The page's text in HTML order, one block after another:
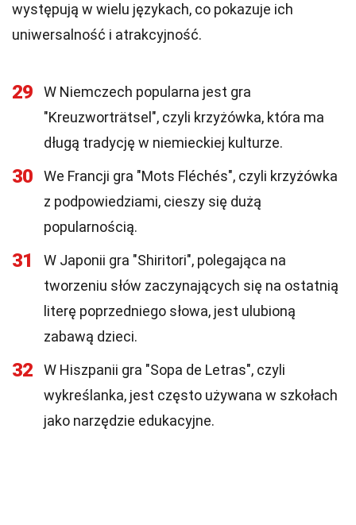
występują w wielu językach, co pokazuje ich
uniwersalność i atrakcyjność.
29
W Niemczech popularna jest gra
"Kreuzworträtsel", czyli krzyżówka, która ma
długą tradycję w niemieckiej kulturze.
30
We Francji gra "Mots Fléchés", czyli krzyżówka
z podpowiedziami, cieszy się dużą
popularnością.
31
W Japonii gra "Shiritori", polegająca na
tworzeniu słów zaczynających się na ostatnią
literę poprzedniego słowa, jest ulubioną
zabawą dzieci.
32
W Hiszpanii gra "Sopa de Letras", czyli
wykreślanka, jest często używana w szkołach
jako narzędzie edukacyjne.